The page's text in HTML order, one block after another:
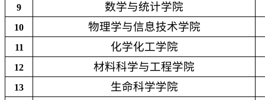
9 数学与统计学院
10 物理学与信息技术学院
11 化学化工学院
12 材料科学与工程学院
13 生命科学学院